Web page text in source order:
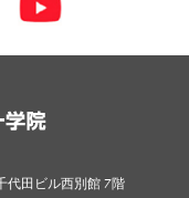
代田ビル西別館 7階